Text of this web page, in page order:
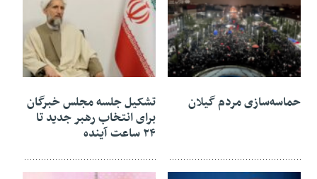
16 اسفند 1404
حماسه‌سازی مردم گیلان
16 اسفند 1404
تشکیل جلسه مجلس خبرگان
برای انتخاب رهبر جدید تا
۲۴ ساعت آینده